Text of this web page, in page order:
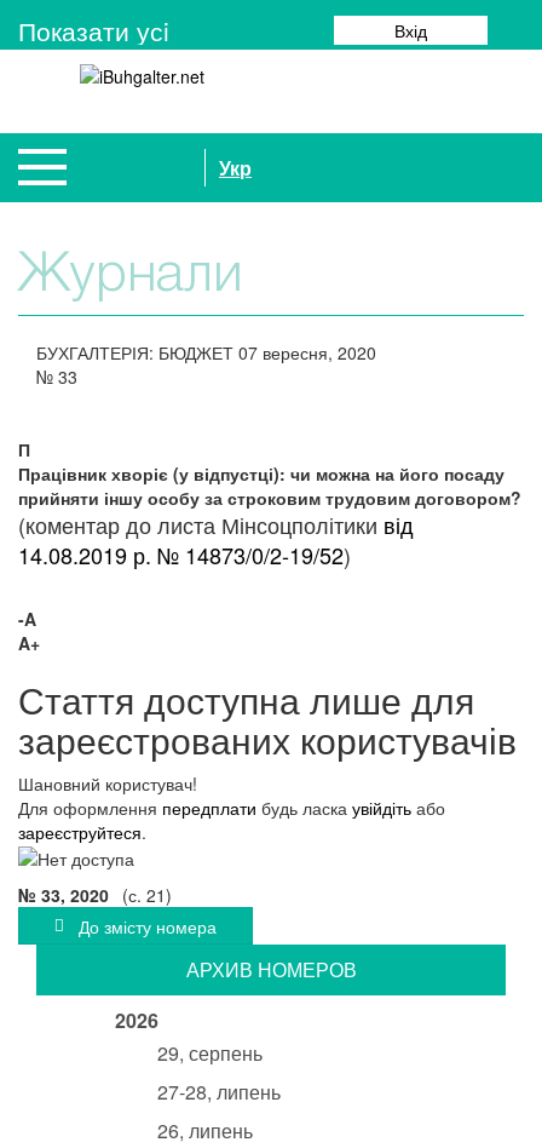
Показати усi Вхід
Укр
Журнали
БУХГАЛТЕРІЯ: БЮДЖЕТ 07 вересня, 2020
№ 33
П
Працівник хворіє (у відпустці): чи можна на його посаду
прийняти іншу особу за строковим трудовим договором?
(коментар до листа Мінсоцполітики від
14.08.2019 р. № 14873/0/2-19/52)
-A
A+
Стаття доступна лише для
зареєстрованих користувачів
Шановний користувач!
Для оформлення передплати будь ласка увійдіть або
зареєструйтеся.
№ 33, 2020 (с. 21)
До змісту номера
АРХИВ НОМЕРОВ
2026
29, серпень
27-28, липень
26, липень